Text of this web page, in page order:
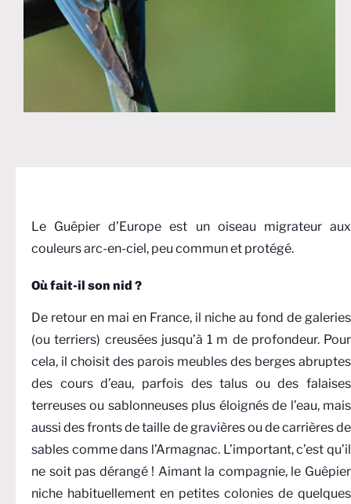
Le Guêpier d’Europe est un oiseau migrateur aux
couleurs arc-en-ciel, peu commun et protégé.
Où fait-il son nid ?
De retour en mai en France, il niche au fond de galeries
(ou terriers) creusées jusqu’à 1 m de profondeur. Pour
cela, il choisit des parois meubles des berges abruptes
des cours d’eau, parfois des talus ou des falaises
terreuses ou sablonneuses plus éloignés de l’eau, mais
aussi des fronts de taille de gravières ou de carrières de
sables comme dans l’Armagnac. L’important, c’est qu’il
ne soit pas dérangé ! Aimant la compagnie, le Guêpier
niche habituellement en petites colonies de quelques